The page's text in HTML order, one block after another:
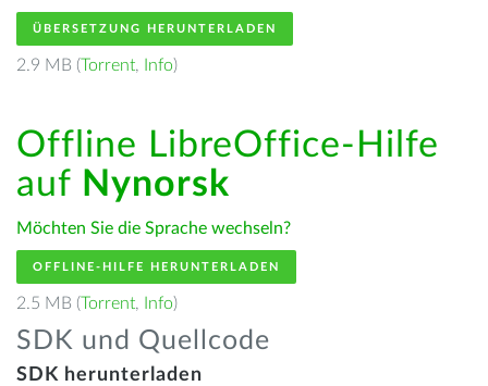
ÜBERSETZUNG HERUNTERLADEN
2.9 MB (Torrent, Info)
Offline LibreOffice-Hilfe
auf Nynorsk
Möchten Sie die Sprache wechseln?
OFFLINE-HILFE HERUNTERLADEN
2.5 MB (Torrent, Info)
SDK und Quellcode
SDK herunterladen